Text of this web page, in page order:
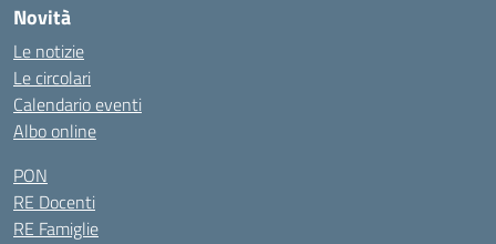
Novità
Le notizie
Le circolari
Calendario eventi
Albo online
PON
RE Docenti
RE Famiglie